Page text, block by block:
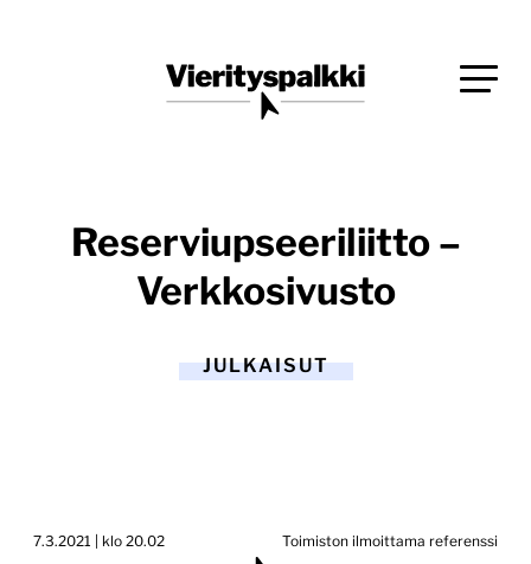
Vierityspalkki.fi
Reserviupseeriliitto –
Verkkosivusto
JULKAISUT
7.3.2021 | klo 20.02 Toimiston ilmoittama referenssi